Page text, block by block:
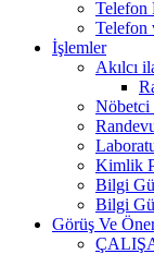
Telefon
Telefon
İşlemler
Akılcı
Nöbetci
Kimlik
Bilgi
Bilgi
Görüş Ve